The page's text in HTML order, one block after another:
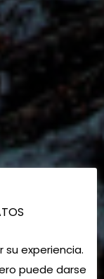
su experiencia.
puede darse